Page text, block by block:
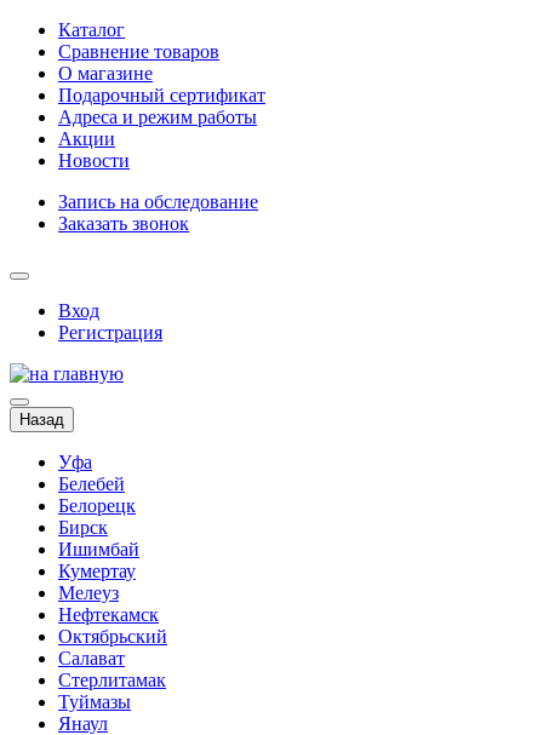
Каталог
Сравнение товаров
О магазине
Подарочный сертификат
Адреса и режим работы
Акции
Новости
Запись на обследование
Заказать звонок
Вход
Регистрация
Назад
Уфа
Белебей
Белорецк
Бирск
Ишимбай
Кумертау
Мелеуз
Нефтекамск
Октябрьский
Салават
Стерлитамак
Туймазы
Янаул